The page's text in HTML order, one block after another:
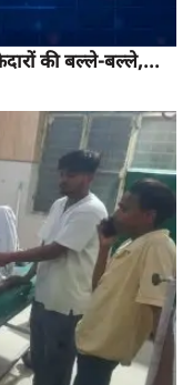
की बल्ले-बल्ले,...